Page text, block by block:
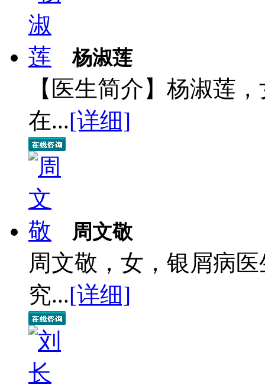
杨淑莲
【医生简介】杨淑莲
在...[详细]
周文敬
周文敬，女，银屑病
究...[详细]